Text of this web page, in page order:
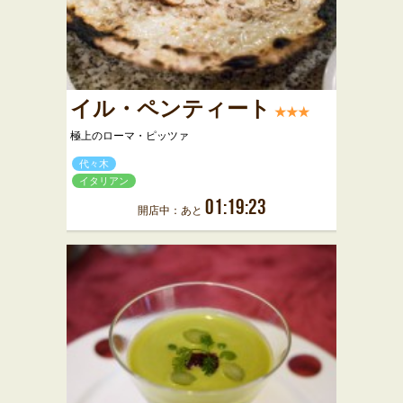
イル・ペンティート ★★★
極上のローマ・ピッツァ
代々木
イタリアン
開店中：あと 01:19:23